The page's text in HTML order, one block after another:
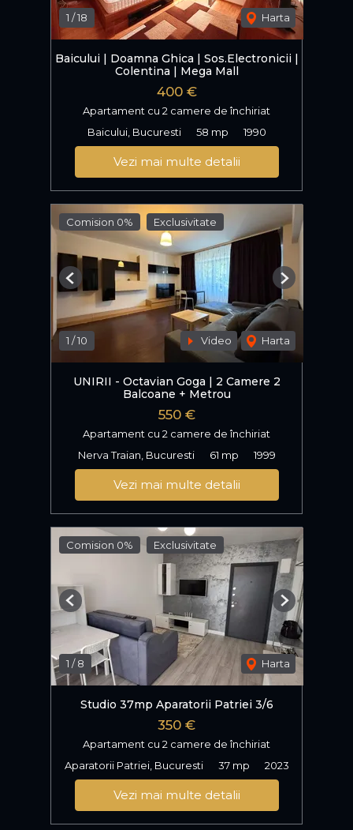
1 /18 Harta
Baicului | Doamna Ghica | Sos.Electronicii |
Colentina | Mega Mall
400 €
Apartament cu 2 camere de închiriat
Baicului, Bucuresti
58 mp 1990
Vezi mai multe detalii
Comision 0% Exclusivitate
1 /10 Video Harta
Previous Next
UNIRII - Octavian Goga | 2 Camere 2
Balcoane + Metrou
550 €
Apartament cu 2 camere de închiriat
Nerva Traian, Bucuresti
61 mp 1999
Vezi mai multe detalii
Comision 0% Exclusivitate
1 /8 Harta
Previous Next
Studio 37mp Aparatorii Patriei 3/6
350 €
Apartament cu 2 camere de închiriat
Aparatorii Patriei, Bucuresti
37 mp 2023
Vezi mai multe detalii